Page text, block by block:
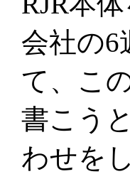
会社の6
て、こ
書こう
わせを